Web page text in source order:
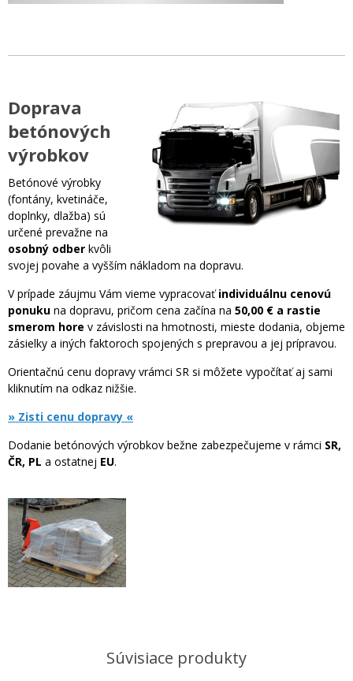
Doprava
betónových
výrobkov
Betónové výrobky
(fontány, kvetináče,
doplnky, dlažba) sú
určené prevažne na
osobný odber kvôli
svojej povahe a vyšším nákladom na dopravu.
V prípade záujmu Vám vieme vypracovaťindividuálnu cenovú
ponuku na dopravu, pričom cena začína na 50,00 € a rastie
smerom hore v závislosti na hmotnosti, mieste dodania, objeme
zásielky a iných faktoroch spojených s prepravou a jej prípravou.
Orientačnú cenu dopravy vrámci SR si môžete vypočítať aj sami
kliknutím na odkaz nižšie.
» Zisti cenu dopravy «
Dodanie betónových výrobkov bežne zabezpečujeme v rámci SR,
ČR, PL a ostatnej EU.
Súvisiace produkty